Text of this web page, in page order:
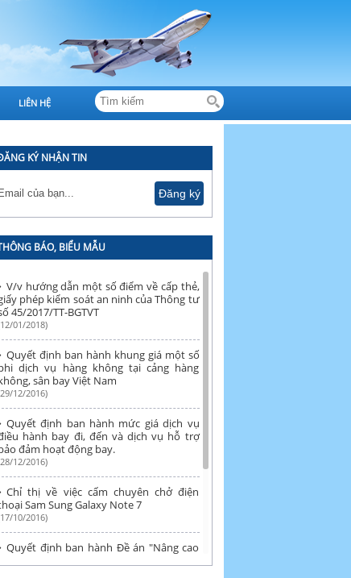
LIÊN HỆ
KÝ NHẬN TIN
BÁO, BIỂU MẪU
V/v hướng dẫn một số điểm về cấp thẻ,
phép kiểm soát an ninh của Thông tư
45/2017/TT-BGTVT
01/2018)
Quyết định ban hành khung giá một số
dịch vụ hàng không tại cảng hàng
sân bay Việt Nam
12/2016)
Quyết định ban hành mức giá dịch vụ
hành bay đi, đến và dịch vụ hỗ trợ
đảm hoạt động bay.
12/2016)
Chỉ thị về việc cấm chuyên chở điện
Sam Sung Galaxy Note 7
10/2016)
Quyết định ban hành Đề án "Nâng cao